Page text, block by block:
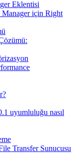
Eklentisi
için Right
uyumluluğu nasıl
Transfer Sunucusu